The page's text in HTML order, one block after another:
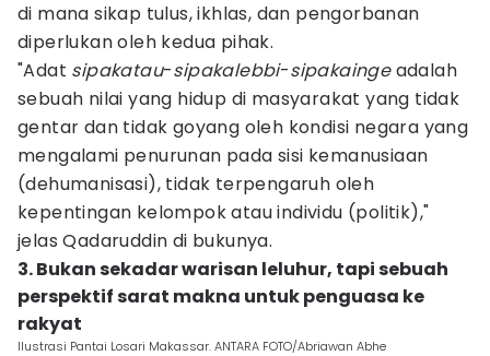
di mana sikap tulus, ikhlas, dan pengorbanan
diperlukan oleh kedua pihak.
"Adat sipakatau-sipakalebbi-sipakaingeadalah
sebuah nilai yang hidup di masyarakat yang tidak
gentar dan tidak goyang oleh kondisi negara yang
mengalami penurunan pada sisi kemanusiaan
(dehumanisasi), tidak terpengaruh oleh
kepentingan kelompok atau individu (politik),"
jelas Qadaruddin di bukunya.
3. Bukan sekadar warisan leluhur, tapi sebuah
perspektif sarat makna untuk penguasa ke
rakyat
Ilustrasi Pantai Losari Makassar. ANTARA FOTO/Abriawan Abhe